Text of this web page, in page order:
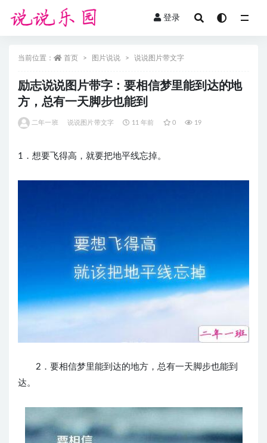
登录
当前位置： 首页 图片说说 说说图片带文字
励志说说图片带字：要相信梦里能到达的地
方，总有一天脚步也能到
二年一班 说说图片带文字 11 年前 0 19
1．想要飞得高，就要把地平线忘掉。
2．要相信梦里能到达的地方，总有一天脚步也能到
达。